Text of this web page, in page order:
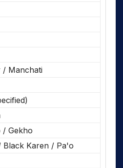
/ Manchati
/ Gekho
Black Karen / Pa'o